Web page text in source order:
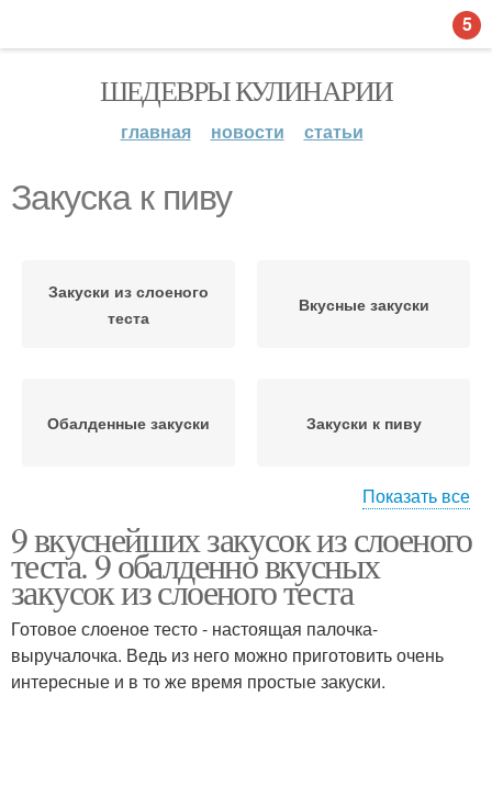
ШЕДЕВРЫ КУЛИНАРИИ
главная новости статьи
Закуска к пиву
Закуски из слоеного
теста
Вкусные закуски
Обалденные закуски Закуски к пиву
Закуска из слоеного
теста
праздничных закусок
Быстрая закуска Простые закуски
Показать все
9 вкуснейших закусок из слоеного
теста. 9 обалденно вкусных
закусок из слоеного теста
Готовое слоеное тесто - настоящая палочка-
выручалочка. Ведь из него можно приготовить очень
интересные и в то же время простые закуски.
5